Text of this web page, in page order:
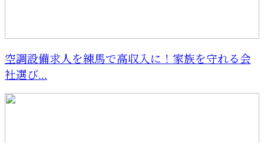
空調設備求人を練馬で高収入に！家族を守れる会
社選び...